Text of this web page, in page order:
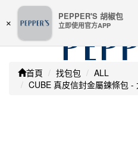
嚴防詐騙 | 本站未透過
卡號等私人資訊，
Toggle
navigation
首頁 找包包
ALL
CUBE 真皮信封金屬鍊條包
×
PEPPER'S 胡椒包
立即使用官方APP